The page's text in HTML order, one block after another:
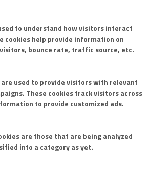
to understand how visitors interact
cookies help provide information on
bounce rate, traffic source, etc.
used to provide visitors with relevant
These cookies track visitors across
to provide customized ads.
are those that are being analyzed
into a category as yet.